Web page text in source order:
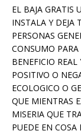
EL BAJA GRATIS
INSTALA Y DEJA
PERSONAS
CONSUMO PARA
BENEFICIO
POSITIVO O
ECOLOGICO O
QUE MIENTRAS
MISERIA QUE
PUEDE EN